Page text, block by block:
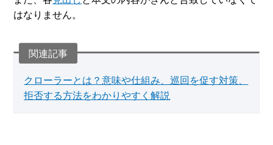
はなりません。
クローラーとは？意味や仕組み、巡回を促す対策、
拒否する方法をわかりやすく解説